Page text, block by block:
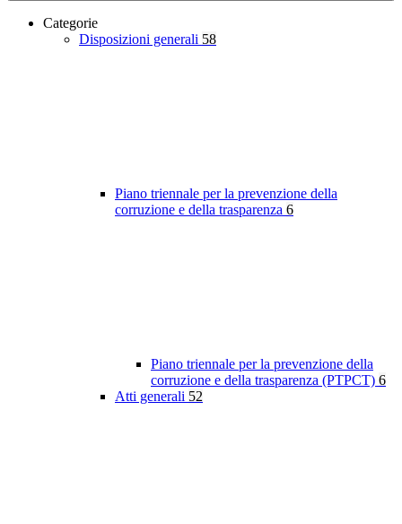
Categorie
Disposizioni generali 58
Piano triennale per la prevenzione della
corruzione e della trasparenza 6
Piano triennale per la prevenzione della
corruzione e della trasparenza (PTPCT) 6
Atti generali 52